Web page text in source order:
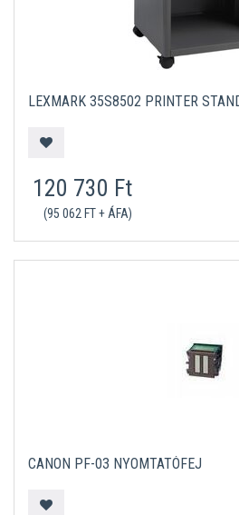
LEXMARK 35S8502 PRINTER
120 730 Ft
(95 062 FT + ÁFA)
CANON PF-03 NYOMTATÓFEJ